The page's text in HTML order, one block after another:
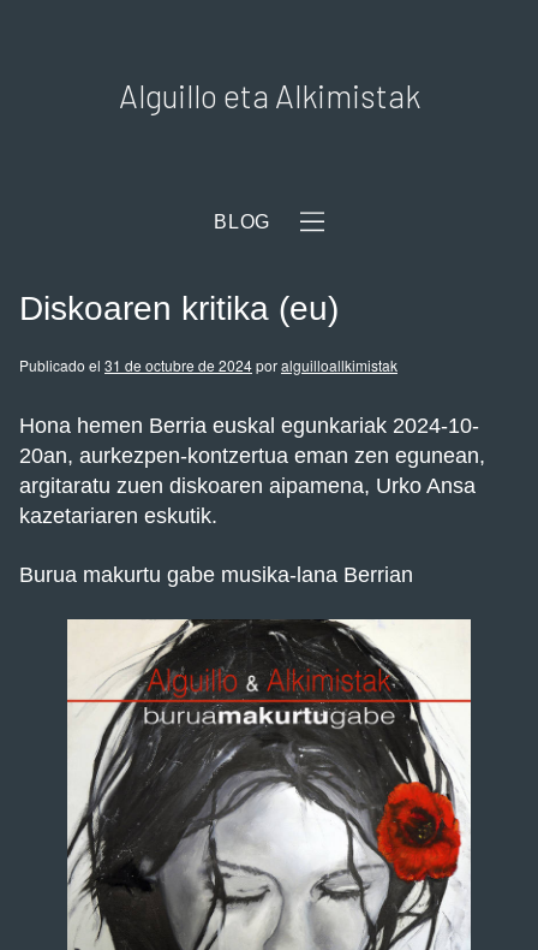
Alguillo eta Alkimistak
BLOG
Diskoaren kritika (eu)
Publicado el 31 de octubre de 2024poralguilloallkimistak
Hona hemen Berria euskal egunkariak 2024-10-
20an, aurkezpen-kontzertua eman zen egunean,
argitaratu zuen diskoaren aipamena, Urko Ansa
kazetariaren eskutik.
Burua makurtu gabe musika-lana Berrian